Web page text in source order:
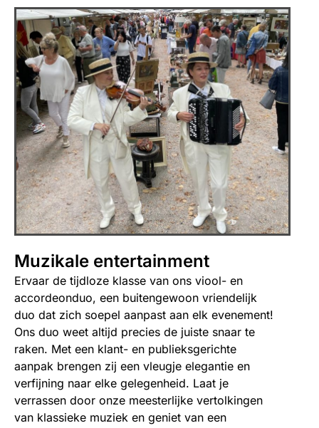
Muzikale entertainment
Ervaar de tijdloze klasse van ons viool- en
accordeonduo, een buitengewoon vriendelijk
duo dat zich soepel aanpast aan elk evenement!
Ons duo weet altijd precies de juiste snaar te
raken. Met een klant- en publieksgerichte
aanpak brengen zij een vleugje elegantie en
verfijning naar elke gelegenheid. Laat je
verrassen door onze meesterlijke vertolkingen
van klassieke muziek en geniet van een